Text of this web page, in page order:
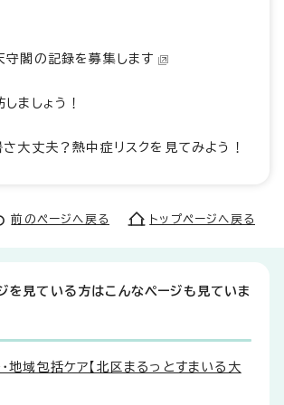
守閣の記録を募集します
ましょう！
大丈夫？熱中症リスクを見てみよう！
前のページへ戻る トップページへ戻る
を見ている方はこんなページも見ていま
地域包括ケア【北区まるっとすまいる大